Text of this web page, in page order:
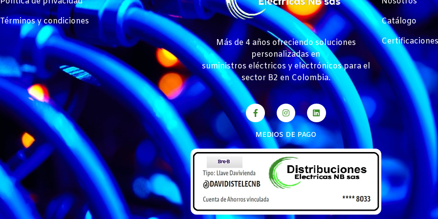
Términos y condiciones
Más de 4 años ofreciendo soluciones
personalizadas en
suministros eléctricos y electrónicos para el
sector B2 en Colombia.
MEDIOS DE PAGO
Catálogo
Certificaciones